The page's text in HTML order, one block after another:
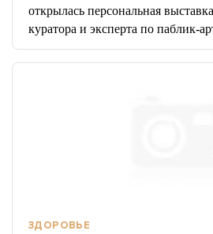
открылась персональная
куратора и эксперта по паблик-
ЗДОРОВЬЕ